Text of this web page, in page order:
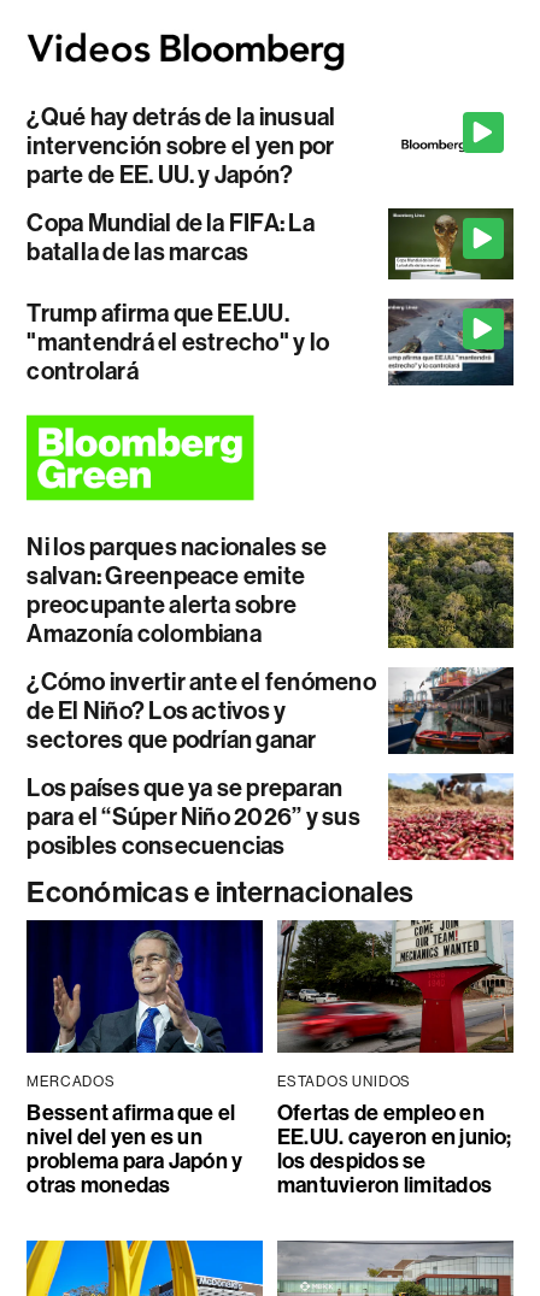
¿Qué hay detrás de la inusual
intervención sobre el yen por
parte de EE. UU. y Japón?
Copa Mundial de la FIFA: La
batalla de las marcas
Trump afirma que EE.UU.
"mantendrá el estrecho" y lo
controlará
Ni los parques nacionales se
salvan: Greenpeace emite
preocupante alerta sobre
Amazonía colombiana
¿Cómo invertir ante el fenómeno
de El Niño? Los activos y
sectores que podrían ganar
Los países que ya se preparan
para el “Súper Niño 2026” y sus
posibles consecuencias
Económicas e internacionales
MERCADOS
Bessent afirma que el
nivel del yen es un
problema para Japón y
otras monedas
ESTADOS UNIDOS
Ofertas de empleo en
EE.UU. cayeron en junio;
los despidos se
mantuvieron limitados